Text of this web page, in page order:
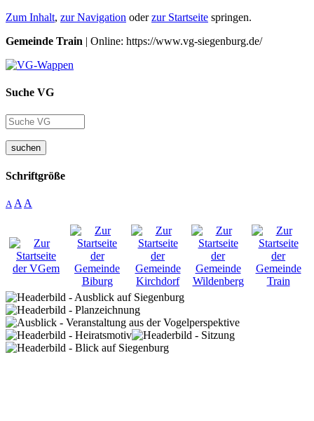
Zum Inhalt, zur Navigation oderzur Startseite springen.
Gemeinde Train | Online: https://www.vg-siegenburg.de/
Suche VG
suchen
Schriftgröße
A A A